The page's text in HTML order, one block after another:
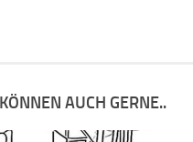
AUCH GERNE..